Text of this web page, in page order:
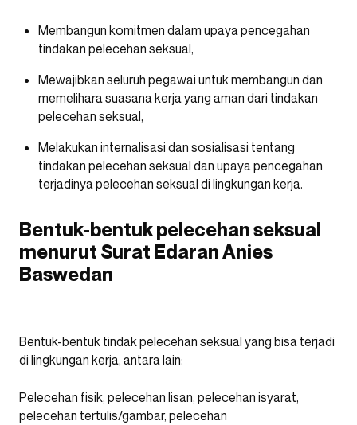
Membangun komitmen dalam upaya pencegahan
tindakan pelecehan seksual,
Mewajibkan seluruh pegawai untuk membangun dan
memelihara suasana kerja yang aman dari tindakan
pelecehan seksual,
Melakukan internalisasi dan sosialisasi tentang
tindakan pelecehan seksual dan upaya pencegahan
terjadinya pelecehan seksual di lingkungan kerja.
Bentuk-bentuk pelecehan seksual
menurut Surat Edaran Anies
Baswedan
Bentuk-bentuk tindak pelecehan seksual yang bisa terjadi
di lingkungan kerja, antara lain:
Pelecehan fisik, pelecehan lisan, pelecehan isyarat,
pelecehan tertulis/gambar, pelecehan